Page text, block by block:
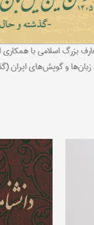
هشتمین
را برگزار می‌کند.